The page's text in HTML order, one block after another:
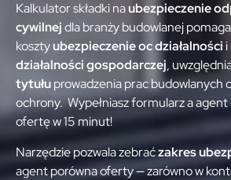
Kalkulator składki naubezpieczenie
cywilnejdla branży budowlanej
kosztyubezpieczenie oc działalności i
działalności gospodarczej,
tytułuprowadzenia prac budowlanych
ochrony. Wypełniasz formularz a
ofertę w 15 minut!
Narzędzie pozwala zebraćzakres
agent porówna oferty — zarówno w